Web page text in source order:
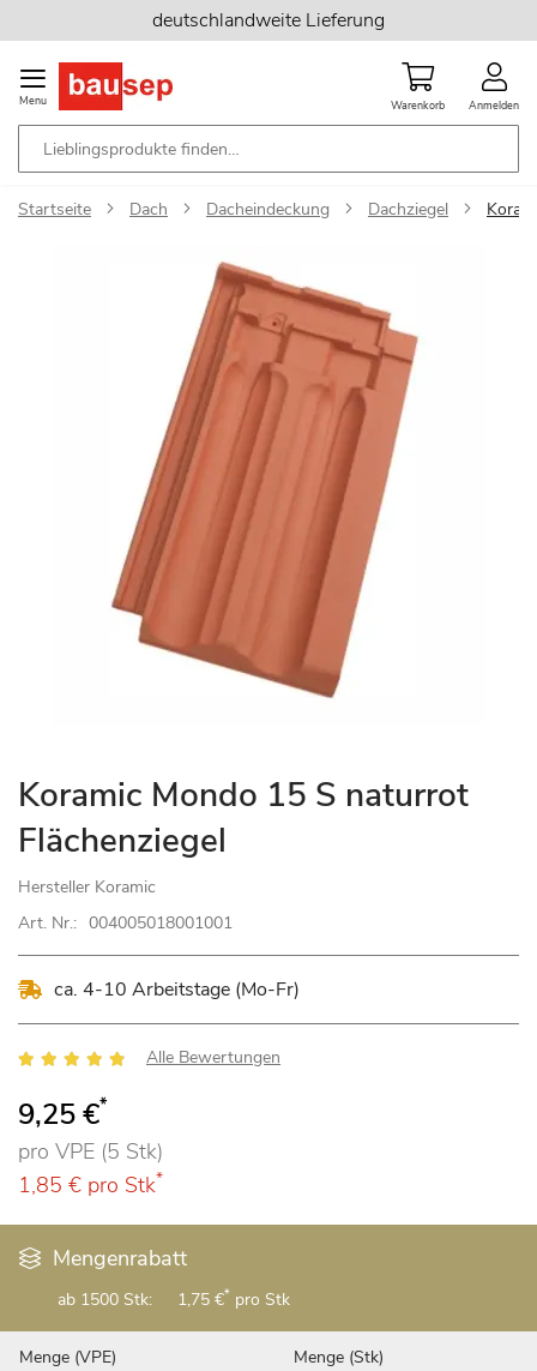
Inhalt
springen
deutschlandweite Lieferung
Menu Warenkorb Anmelden
Startseite Dach Dacheindeckung Dachziegel
Zum
Anfang
der
springen
Koramic Mondo 15 S naturrot
Flächenziegel
Hersteller Koramic
Art. Nr.: 004005018001001
ca. 4-10 Arbeitstage (Mo-Fr)
Bewertung: Alle Bewertungen
9,25 €*
pro VPE (5 Stk)
1,85 € pro Stk*
Mengenrabatt
ab 1500 Stk: 1,75 €* pro Stk
Menge (VPE) Menge (Stk)